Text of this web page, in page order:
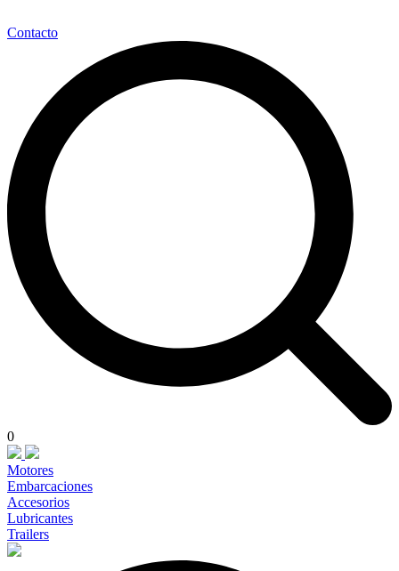
Contacto
0
Motores
Embarcaciones
Accesorios
Lubricantes
Trailers